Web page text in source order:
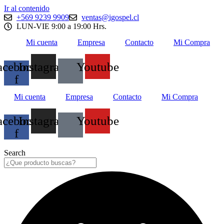
Ir al contenido
+569 9239 9909
ventas@igospel.cl
LUN-VIE 9:00 a 19:00 Hrs.
Mi cuenta
Empresa Contacto Mi Compra
f
Instagram Youtube
Mi cuenta Empresa Contacto Mi Compra
f
Instagram Youtube
Search